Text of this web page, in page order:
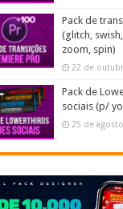
Pack de
(glitch,
zoom, spin)
22 de
Pack de
sociais (p/
25 de